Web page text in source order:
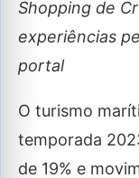
Shopping de
experiências
portal
O turismo
temporada
de 19% e